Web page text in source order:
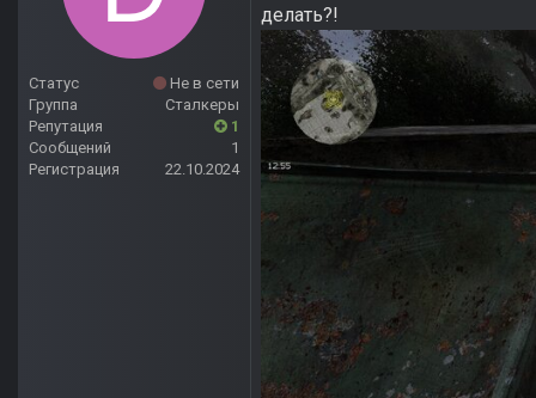
Статус
Не в сети
Группа
Сталкеры
Репутация
1
Сообщений
1
Регистрация
22.10.2024
делать?!